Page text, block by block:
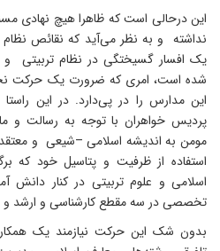
این درحالی است که ظاهرا هیچ نهادی
نداشته و به نظر می‌آید که نقائص
یک افسار گسیختگی در نظام تربیتی
شده است، امری که ضرورت یک حرکت
این مدارس را در پی‌دارد. در این راستا
پردیس خواهران با توجه به رسالت و
مومن به اندیشه اسلامی –شیعی و
استفاده از ظرفیت و پتاسیل خود که
اسلامی و علوم تربیتی در کنار دانش
تخصصی در سه مقطع کارشناسی و ارشد و
بدون شک این حرکت نیازمند یک